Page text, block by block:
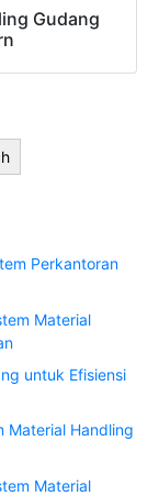
Gudang
Perkantoran
Material
untuk Efisiensi
Material Handling
Material